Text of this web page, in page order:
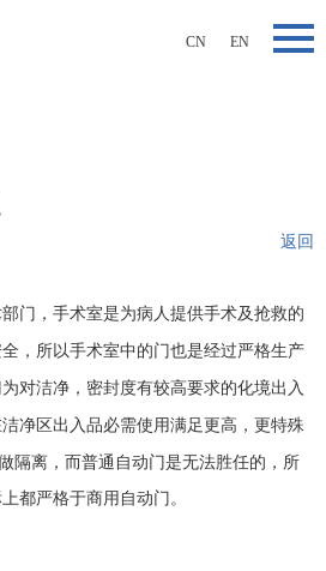
CN EN
返回
门，手术室是为病人提供手术及抢救的
，所以手术室中的门也是经过严格生产
对洁净，密封度有较高要求的化境出入
净区出入品必需使用满足更高，更特殊
隔离，而普通自动门是无法胜任的，所
都严格于商用自动门。